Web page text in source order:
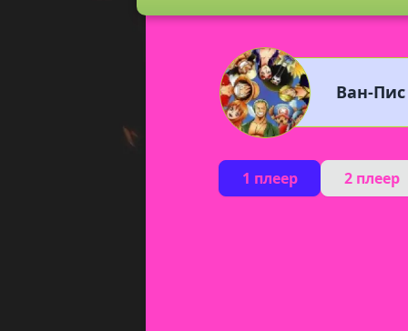
Ван-Пис
1 плеер 2 плеер